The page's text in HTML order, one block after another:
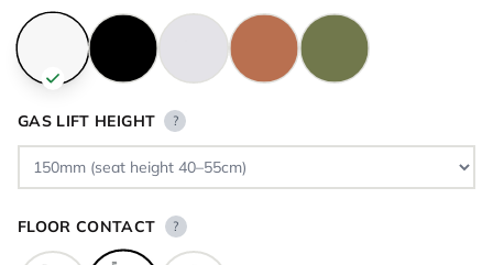
GAS LIFT HEIGHT ?
FLOOR CONTACT ?